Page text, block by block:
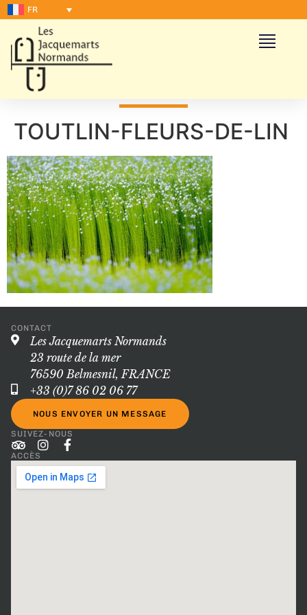
FR
TOUTLIN-FLEURS-DE-LIN
CONTACT
Les Jacquemarts Normands
23 route de la mer
76590 Belmesnil, FRANCE
+33 (0)7 86 02 06 77
NOUS ENVOYER UN MESSAGE
SUIVEZ-NOUS
ACCÈS